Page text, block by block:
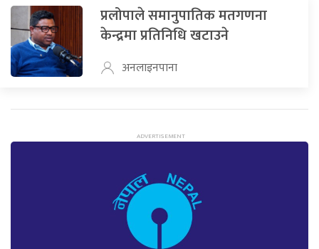
प्रलोपाले समानुपातिक मतगणना
केन्द्रमा प्रतिनिधि खटाउने
अनलाइनपाना